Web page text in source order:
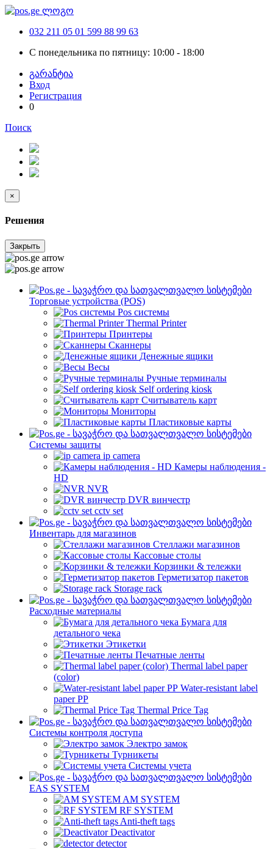
032 211 05 01 599 88 99 63
С понедельника по пятницу: 10:00 - 18:00
გარანტია
Вход
Регистрация
0
Поиск
×
Решения
Закрыть
Торговые устройства (POS)
Pos системы
Thermal Printer
Принтеры
Сканнеры
Денежные ящики
Весы
Ручные терминалы
Self ordering kiosk
Считыватель карт
Мониторы
Пластиковые карты
Cистемы защиты
ip camera
Камеры наблюдения -
HD
NVR
DVR винчестр
cctv set
Инвентарь для магазинов
Стеллажи магазинов
Кассовые столы
Корзинки & тележки
Герметизатор пакетов
Storage rack
Расходные материалы
Бумага для
детального чека
Этикетки
Печатные ленты
Thermal label paper
(color)
Water-resistant label
paper PP
Thermal Price Tag
Системы контроля доступа
Электро замок
Турникеты
Cистемы учета
EAS SYSTEM
AM SYSTEM
RF SYSTEM
Anti-theft tags
Deactivator
detector